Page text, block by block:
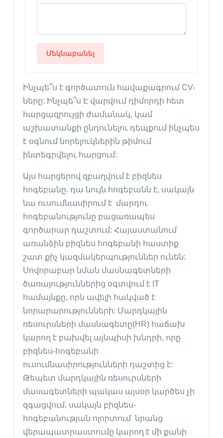
Մեկնաբանել
Ինչպե՞ս է գործատուն հավաքագրում CV-
ները: Ինչպե՞ս Է վարվում դիմորդի հետ
հարցազրույցի ժամանակ, կամ
աշխատանքի ընդունելու դեպքում ինչպես
է օգնում նորելուկներին թիմում
ինտեգրվելու հարցում:
Այս հարցերով զբաղվում է բիզնես
հոգեբանը. դա նույն հոգեբանն է, սակայն
նա ուսումնասիրում է մարդու
հոգեբանությունը բացառապես
գործարար դաշտում: Հայաստանում
առանձին բիզնես հոգեբանի հաստիք
շատ քիչ կազմակերպություններ ունեն:
Սովորաբար նման մասնագետների
ծառայություններից օգտվում է IT
համայնքը, որն ավելի հակված է
նորարարությունների: Մարդկային
ռեսուրսների մասնագետը(HR) հաճախ
կարող է բախվել այնպիսի խնդրի, որը
բիզնես-հոգեբանի
ուսումնասիրությունների դաշտից է:
Թեպետ մարդկային ռեսուրսների
մասագետների պակաս այսօր կարծես չի
զգացվում, սակայն բիզնես-
հոգեբանության ոլորտում նրանց
վերապատրաստումը կարող է մի քանի